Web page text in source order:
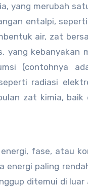
yang merubah
entalpi,
air, zat
yang kebanyakan
(contohnya
radiasi
zat kimia, baik
fase, atau
paling
ditemui di